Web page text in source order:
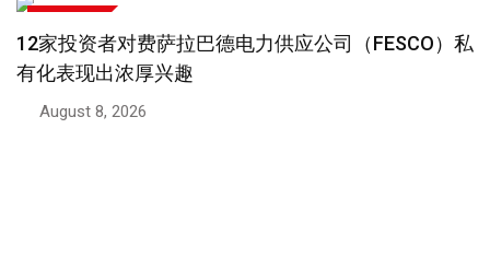
巴基斯坦与中国企业合作建设16条鞋类生产线
August 8, 2026